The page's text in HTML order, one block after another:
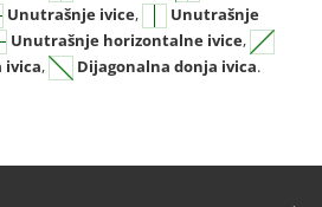
Unutrašnje ivice,
Unutrašnje
Unutrašnje horizontalne ivice,
ivica, Dijagonalna donja ivica.